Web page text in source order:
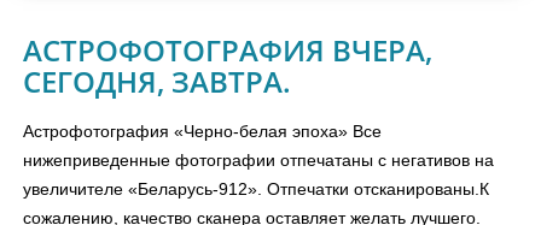
АСТРОФОТОГРАФИЯ ВЧЕРА,
СЕГОДНЯ, ЗАВТРА.
Астрофотография «Черно-белая эпоха» Все
нижеприведенные фотографии отпечатаны с негативов на
увеличителе «Беларусь-912». Отпечатки отсканированы.К
сожалению, качество сканера оставляет желать лучшего.